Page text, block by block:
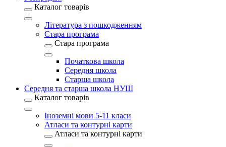
Каталог товарів
Література з пошкодженням
Стара програма
Стара програма
Початкова школа
Середня школа
Старша школа
Середня та старша школа НУШ
Каталог товарів
Іноземні мови 5-11 класи
Атласи та контурні карти
Атласи та контурні карти